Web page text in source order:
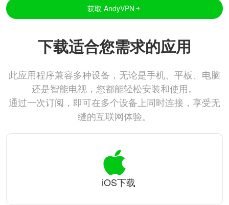
获取 AndyVPN
下载适合您需求的应用
此应用程序兼容多种设备，无论是手机、平板、电脑
还是智能电视，您都能轻松安装和使用。
通过一次订阅，即可在多个设备上同时连接，享受无
缝的互联网体验。
iOS下载